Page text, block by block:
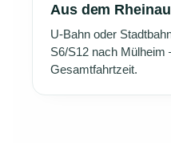
Aus dem
U-Bahn oder
S6/S12 nach Mülheim
Gesamtfahrtzeit.